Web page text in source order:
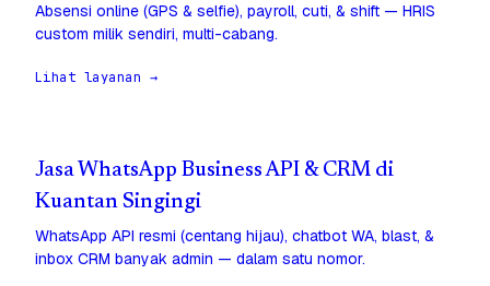
Absensi online (GPS & selfie), payroll, cuti, & shift — HRIS
custom milik sendiri, multi-cabang.
Lihat layanan →
Jasa WhatsApp Business API & CRM di
Kuantan Singingi
WhatsApp API resmi (centang hijau), chatbot WA, blast, &
inbox CRM banyak admin — dalam satu nomor.